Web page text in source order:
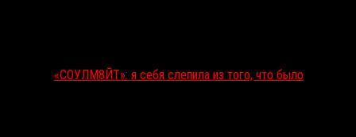
«СОУЛМ8ЙТ»: я себя слепила из того, что было